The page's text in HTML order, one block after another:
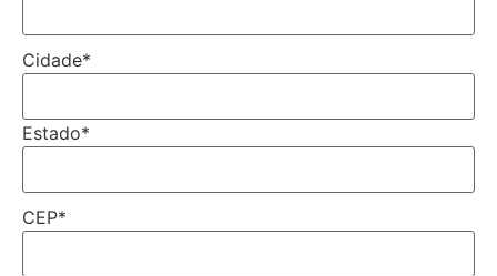
Cidade*
Estado*
CEP*